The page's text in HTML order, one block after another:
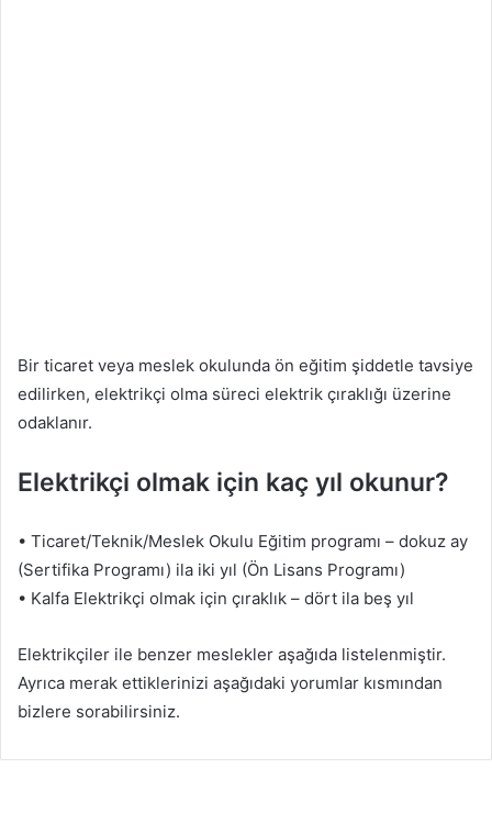
Bir ticaret veya meslek okulunda ön eğitim şiddetle tavsiye
edilirken, elektrikçi olma süreci elektrik çıraklığı üzerine
odaklanır.
Elektrikçi olmak için kaç yıl okunur?
• Ticaret/Teknik/Meslek Okulu Eğitim programı – dokuz ay
(Sertifika Programı) ila iki yıl (Ön Lisans Programı)
• Kalfa Elektrikçi olmak için çıraklık – dört ila beş yıl
Elektrikçiler ile benzer meslekler aşağıda listelenmiştir.
Ayrıca merak ettiklerinizi aşağıdaki yorumlar kısmından
bizlere sorabilirsiniz.